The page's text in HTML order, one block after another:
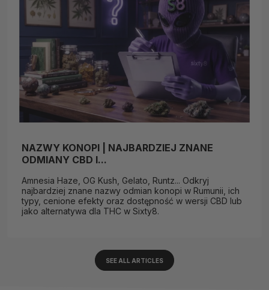
NAZWY KONOPI | NAJBARDZIEJ ZNANE
ODMIANY CBD I...
Amnesia Haze, OG Kush, Gelato, Runtz... Odkryj
najbardziej znane nazwy odmian konopi w Rumunii, ich
typy, cenione efekty oraz dostępność w wersji CBD lub
jako alternatywa dla THC w Sixty8.
SEE ALL ARTICLES